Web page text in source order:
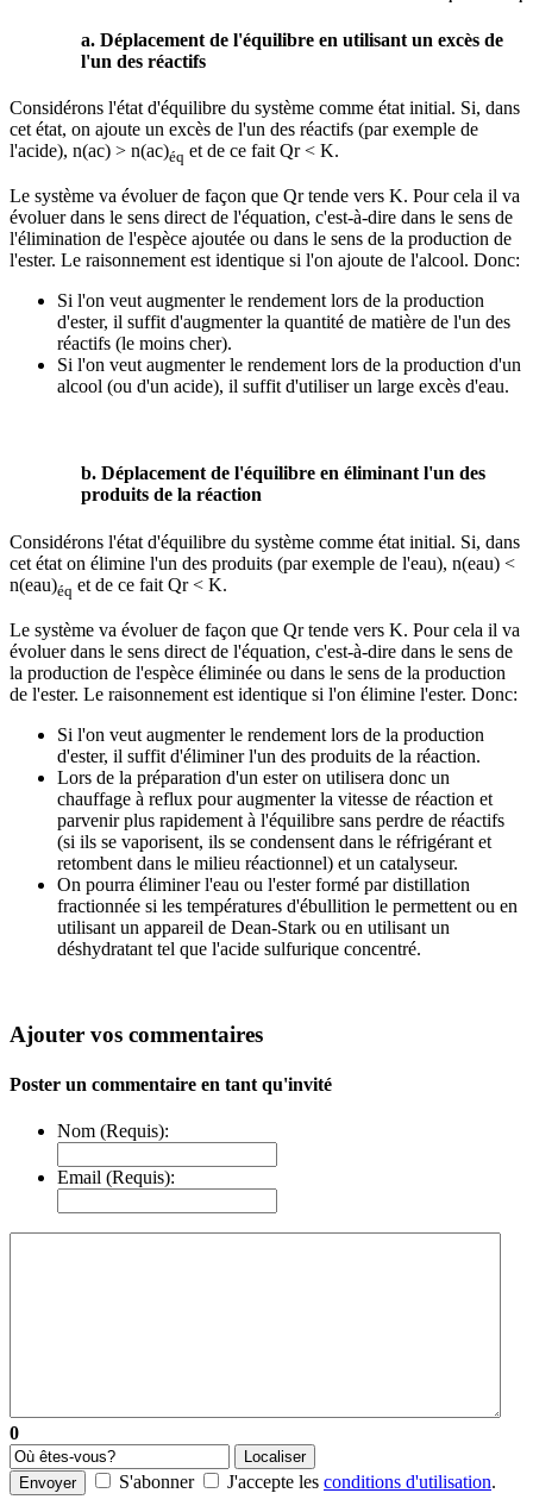
a. Déplacement de l'équilibre en utilisant un excès de
l'un des réactifs
Considérons l'état d'équilibre du système comme état initial. Si, dans
cet état, on ajoute un excès de l'un des réactifs (par exemple de
l'acide), n(ac) > n(ac)éq et de ce fait Qr < K.
Le système va évoluer de façon que Qr tende vers K. Pour cela il va
évoluer dans le sens direct de l'équation, c'est-à-dire dans le sens de
l'élimination de l'espèce ajoutée ou dans le sens de la production de
l'ester. Le raisonnement est identique si l'on ajoute de l'alcool. Donc:
Si l'on veut augmenter le rendement lors de la production
d'ester, il suffit d'augmenter la quantité de matière de l'un des
réactifs (le moins cher).
Si l'on veut augmenter le rendement lors de la production d'un
alcool (ou d'un acide), il suffit d'utiliser un large excès d'eau.
b. Déplacement de l'équilibre en éliminant l'un des
produits de la réaction
Considérons l'état d'équilibre du système comme état initial. Si, dans
cet état on élimine l'un des produits (par exemple de l'eau), n(eau) <
n(eau)éq et de ce fait Qr < K.
Le système va évoluer de façon que Qr tende vers K. Pour cela il va
évoluer dans le sens direct de l'équation, c'est-à-dire dans le sens de
la production de l'espèce éliminée ou dans le sens de la production
de l'ester. Le raisonnement est identique si l'on élimine l'ester. Donc:
Si l'on veut augmenter le rendement lors de la production
d'ester, il suffit d'éliminer l'un des produits de la réaction.
Lors de la préparation d'un ester on utilisera donc un
chauffage à reflux pour augmenter la vitesse de réaction et
parvenir plus rapidement à l'équilibre sans perdre de réactifs
(si ils se vaporisent, ils se condensent dans le réfrigérant et
retombent dans le milieu réactionnel) et un catalyseur.
On pourra éliminer l'eau ou l'ester formé par distillation
fractionnée si les températures d'ébullition le permettent ou en
utilisant un appareil de Dean-Stark ou en utilisant un
déshydratant tel que l'acide sulfurique concentré.
Ajouter vos commentaires
Poster un commentaire en tant qu'invité
Nom (Requis):
Email (Requis):
0
Localiser
Envoyer
S'abonner J'accepte les conditions d'utilisation.